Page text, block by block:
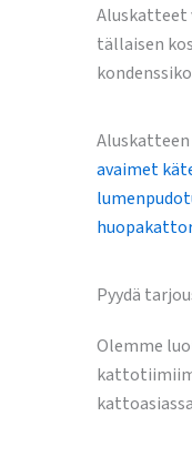
Aluskatteet
tällaisen
avaimet
Pyydä
Olemme